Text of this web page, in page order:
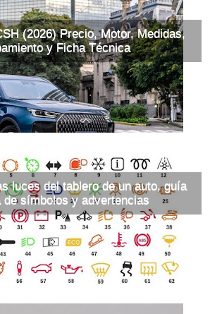
(2026) Precio, Motor, Medidas,
y Ficha Técnica
luces del tablero de un auto, guía
de símbolos y advertencias